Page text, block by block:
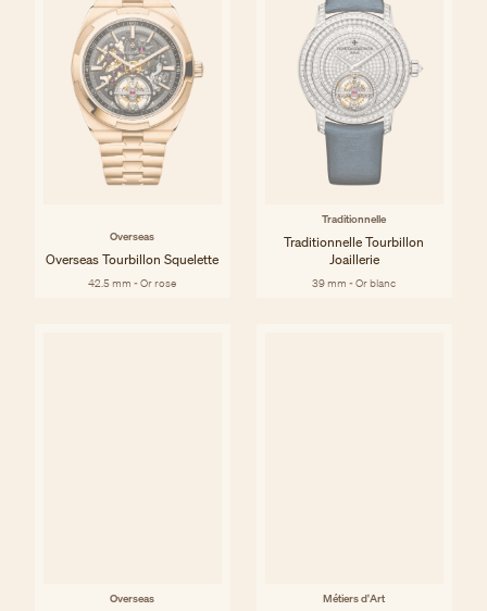
Overseas
Overseas Tourbillon Squelette
42.5 mm - Or rose
Traditionnelle
Traditionnelle Tourbillon
Joaillerie
39 mm - Or blanc
Overseas Métiers d'Art